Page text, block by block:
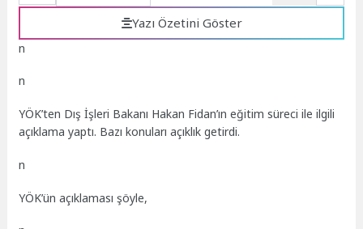
Yazı Özetini Göster
n
n
YÖK’ten Dış İşleri Bakanı Hakan Fidan’ın eğitim süreci ile ilgili
açıklama yaptı. Bazı konuları açıklık getirdi.
n
YÖK’ün açıklaması şöyle,